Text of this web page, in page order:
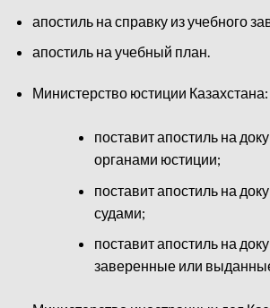
апостиль на справку из учебного
апостиль на учебный план.
Министерство юстиции Казахстана:
поставит апостиль на
органами юстиции;
поставит апостиль на
судами;
поставит апостиль на
заверенные или